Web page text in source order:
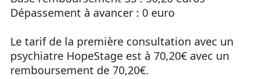
Dépassement à avancer : 0 euro
Le tarif de la première consultation avec un
psychiatre HopeStage est à 70,20€ avec un
remboursement de 70,20€.